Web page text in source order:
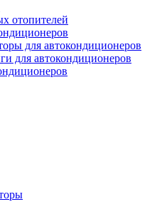
отопителей
для автокондиционеров
для автокондиционеров